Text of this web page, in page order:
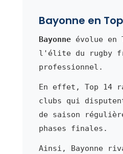
Bayonne en
Bayonneévolue en
l'élite du rugby
professionnel.
En effet, Top 14
clubs qui
de saison
phases finales.
Ainsi, Bayonne